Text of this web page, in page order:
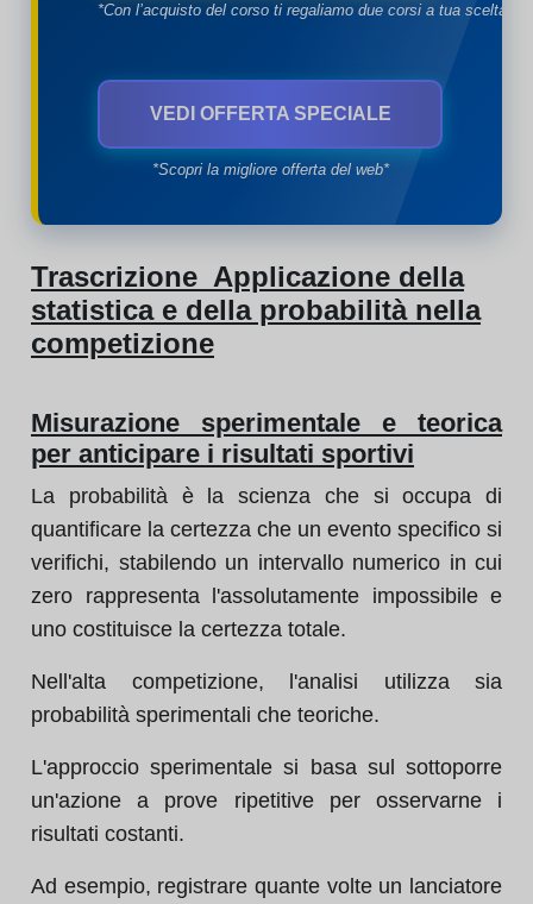
*Con l’acquisto del corso ti regaliamo due corsi a tua scelta*
VEDI OFFERTA SPECIALE
*Scopri la migliore offerta del web*
Trascrizione Applicazione della
statistica e della probabilità nella
competizione
Misurazione sperimentale e teorica
per anticipare i risultati sportivi
La probabilità è la scienza che si occupa di
quantificare la certezza che un evento specifico si
verifichi, stabilendo un intervallo numerico in cui
zero rappresenta l'assolutamente impossibile e
uno costituisce la certezza totale.
Nell'alta competizione, l'analisi utilizza sia
probabilità sperimentali che teoriche.
L'approccio sperimentale si basa sul sottoporre
un'azione a prove ripetitive per osservarne i
risultati costanti.
Ad esempio, registrare quante volte un lanciatore